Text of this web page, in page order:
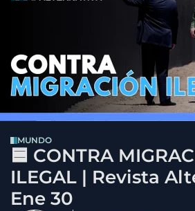
MUNDO
🟦 CONTRA
ILEGAL | Revista
Ene 30